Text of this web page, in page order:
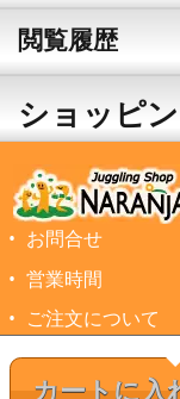
カートに入
閲覧履歴
ショッピ
お問合せ
営業時間
ご注文について
©1999-2026